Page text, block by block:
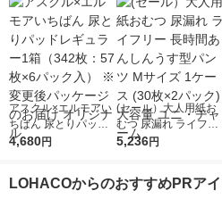
アスクル×エルモアい
ちばん 尿とりパッド
レギュラー1箱（342
ージのお届け オリジ
4,680円
(セール）大人用紙お
むつ 尿漏れ ライフリ
ー 長時間あんしんう
ク) 大容量 ユニ・チャ
5,236円
LOHACOからのおすすめPRア